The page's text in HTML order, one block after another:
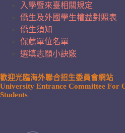
入學暨來臺相關規定
僑生及外國學生權益對照表
僑生須知
保薦單位名單
選填志願小訣竅
歡迎光臨海外聯合招生委員會網站
University Entrance Committee For
Students